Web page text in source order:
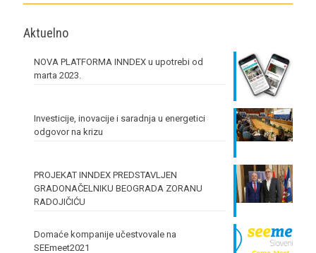
Aktuelno
NOVA PLATFORMA INNDEX u upotrebi od
marta 2023.
Investicije, inovacije i saradnja u energetici
odgovor na krizu
PROJEKAT INNDEX PREDSTAVLJEN
GRADONAČELNIKU BEOGRADA ZORANU
RADOJIČIĆU
Domaće kompanije učestvovale na
SEEmeet2021